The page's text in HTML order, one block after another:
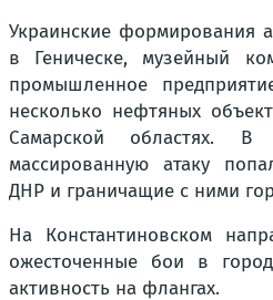
Украинские формирования
в Геническе, музейный
промышленное
несколько нефтяных
Самарской областях.
массированную атаку
ДНР и граничащие с ними
На Константиновском
ожесточенные бои в
активность на флангах.